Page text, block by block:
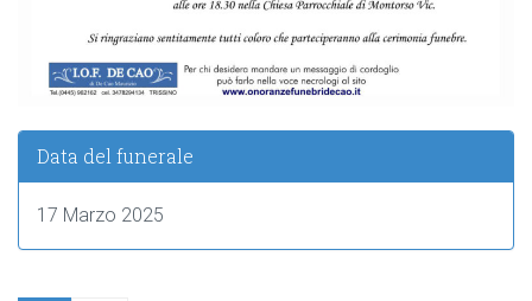
Data del funerale
17 Marzo 2025